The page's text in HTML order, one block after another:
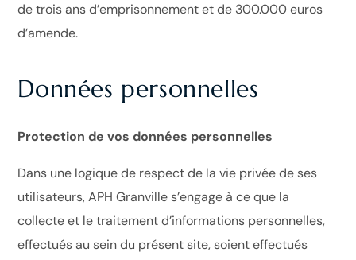
de trois ans d’emprisonnement et de 300.000 euros
d’amende.
Données personnelles
Protection de vos données personnelles
Dans une logique de respect de la vie privée de ses
utilisateurs, APH Granville s’engage à ce que la
collecte et le traitement d’informations personnelles,
effectués au sein du présent site, soient effectués